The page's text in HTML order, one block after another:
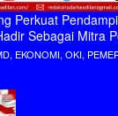
Perkuat
Sebagai Mitra
EKONOMI, OKI,